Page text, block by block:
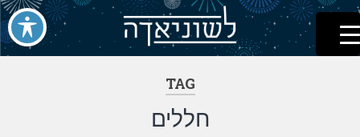
דלג
לתוכן
לשוניאדה
עברית. לשון. שפה
TAG
חללים